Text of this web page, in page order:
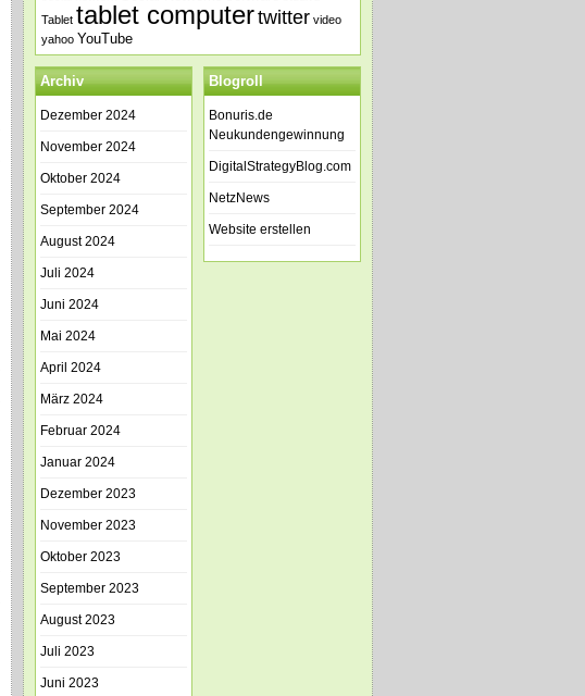
Tablet tablet computertwitter video
yahoo YouTube
Archiv
Dezember 2024
November 2024
Oktober 2024
September 2024
August 2024
Juli 2024
Juni 2024
Mai 2024
April 2024
März 2024
Februar 2024
Januar 2024
Dezember 2023
November 2023
Oktober 2023
September 2023
August 2023
Juli 2023
Juni 2023
Blogroll
Bonuris.de
Neukundengewinnung
DigitalStrategyBlog.com
NetzNews
Website erstellen